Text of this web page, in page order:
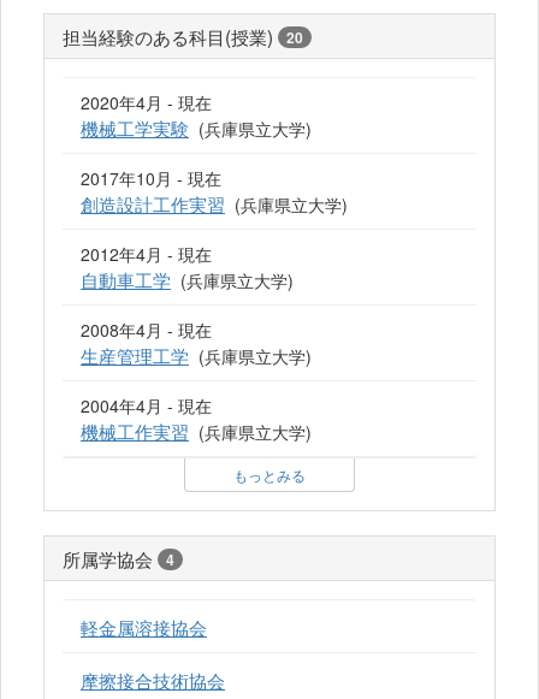
担当経験のある科目(授業) 20
2020年4月 - 現在
機械工学実験 (兵庫県立大学)
2017年10月 - 現在
創造設計工作実習 (兵庫県立大学)
2012年4月 - 現在
自動車工学 (兵庫県立大学)
2008年4月 - 現在
生産管理工学 (兵庫県立大学)
2004年4月 - 現在
機械工作実習 (兵庫県立大学)
もっとみる
所属学協会 4
軽金属溶接協会
摩擦接合技術協会